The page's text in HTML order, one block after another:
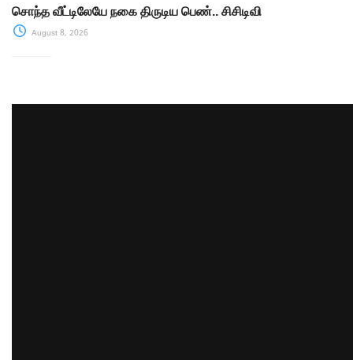
சொந்த வீட்டிலேயே நகை திருடிய பெண்.. சிசிடிவி
August 8, 2026